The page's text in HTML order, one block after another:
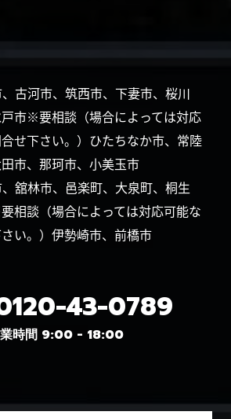
古河市、筑西市、下妻市、桜川
市※要相談（場合によっては対応
せ下さい。）ひたちなか市、常陸
市、那珂市、小美玉市
舘林市、邑楽町、大泉町、桐生
相談（場合によっては対応可能な
い。）伊勢崎市、前橋市
43-0789
時間 9:00 - 18:00